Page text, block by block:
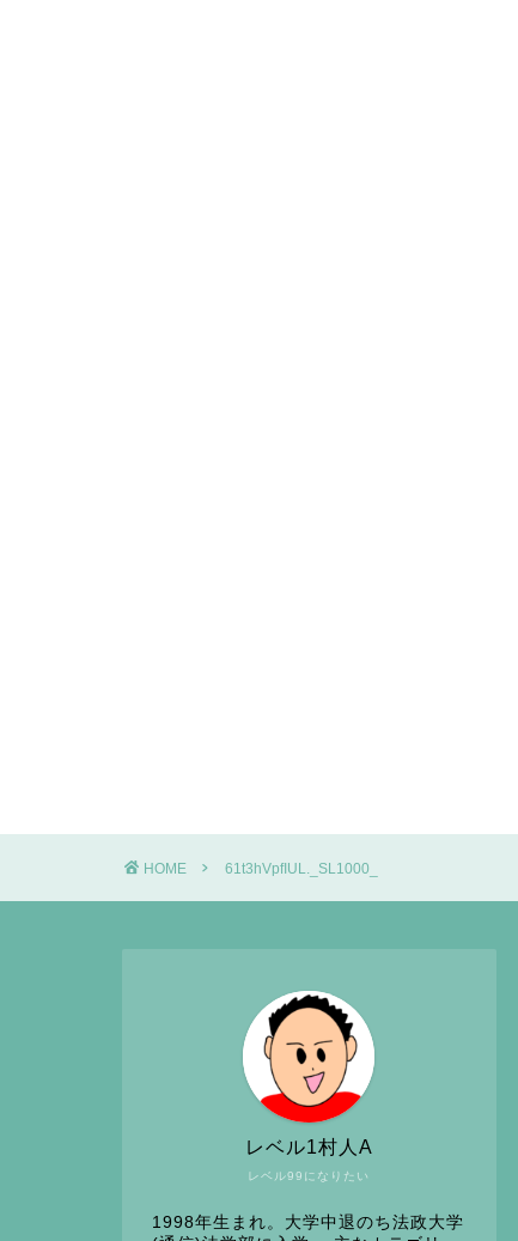
HOME 61t3hVpfIUL._SL1000_
レベル99になりたい
レベル1村人A
1998年生まれ。大学中退のち法政大学